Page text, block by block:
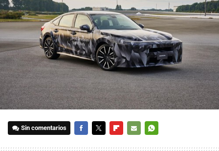
Sin comentarios